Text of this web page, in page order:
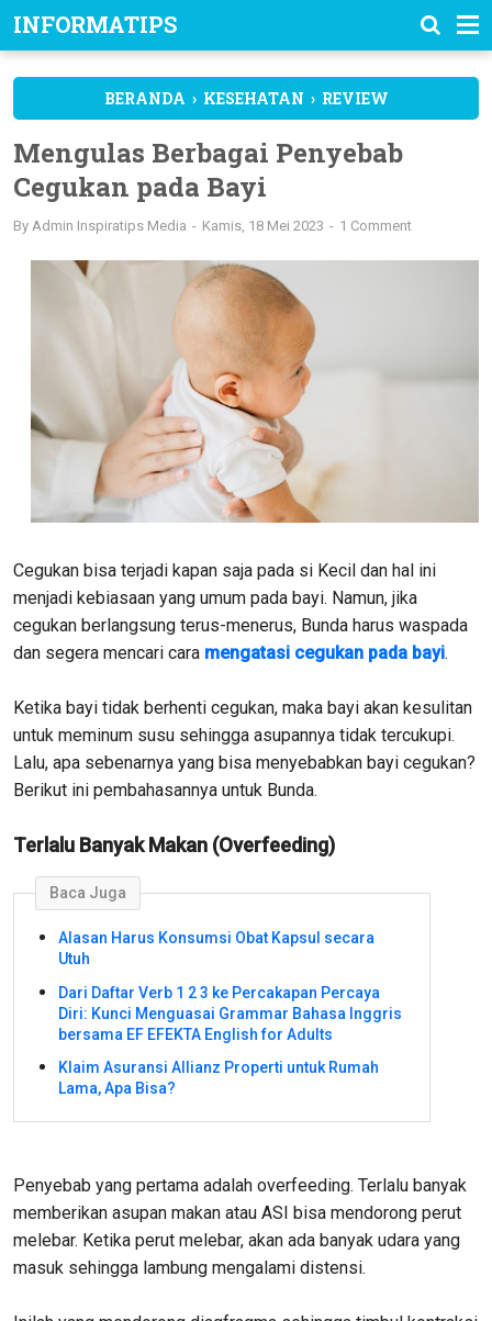
INFORMATIPS
BERANDA › KESEHATAN › REVIEW
Mengulas Berbagai Penyebab
Cegukan pada Bayi
By Admin Inspiratips Media Kamis, 18 Mei 2023 1 Comment
Cegukan bisa terjadi kapan saja pada si Kecil dan hal ini
menjadi kebiasaan yang umum pada bayi. Namun, jika
cegukan berlangsung terus-menerus, Bunda harus waspada
dan segera mencari cara mengatasi cegukan pada bayi.
Ketika bayi tidak berhenti cegukan, maka bayi akan kesulitan
untuk meminum susu sehingga asupannya tidak tercukupi.
Lalu, apa sebenarnya yang bisa menyebabkan bayi cegukan?
Berikut ini pembahasannya untuk Bunda.
Terlalu Banyak Makan (Overfeeding)
Baca Juga
Alasan Harus Konsumsi Obat Kapsul secara
Utuh
Dari Daftar Verb 1 2 3 ke Percakapan Percaya
Diri: Kunci Menguasai Grammar Bahasa Inggris
bersama EF EFEKTA English for Adults
Klaim Asuransi Allianz Properti untuk Rumah
Lama, Apa Bisa?
Penyebab yang pertama adalah overfeeding. Terlalu banyak
memberikan asupan makan atau ASI bisa mendorong perut
melebar. Ketika perut melebar, akan ada banyak udara yang
masuk sehingga lambung mengalami distensi.